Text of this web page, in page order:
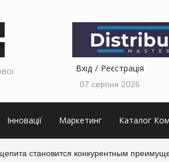
Вхід Реєстрація
07 серпня 2026
Інновації Маркетинг Каталог
становится конкурентным